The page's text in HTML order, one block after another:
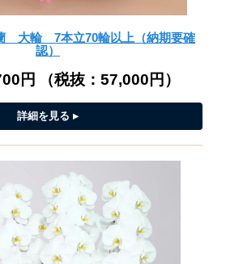
大輪 7本立70輪以上（納期要確
認）
円 （税抜： 57,000円 ）